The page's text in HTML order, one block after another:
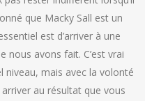
que Macky Sall est un
est d’arriver à une
nous avons fait. C’est vrai
niveau, mais avec la volonté
au résultat que vous